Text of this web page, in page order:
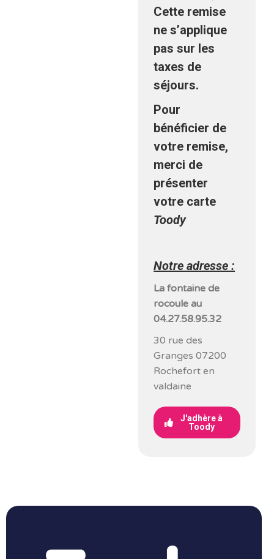
Cette remise
ne s’applique
pas sur les
taxes de
séjours.
Pour
bénéficier de
votre remise,
merci de
présenter
votre carte
Toody
Notre adresse :
La fontaine de
rocoule au
04.27.58.95.32
30 rue des
Granges 07200
Rochefort en
valdaine
J'adhère à
Toody